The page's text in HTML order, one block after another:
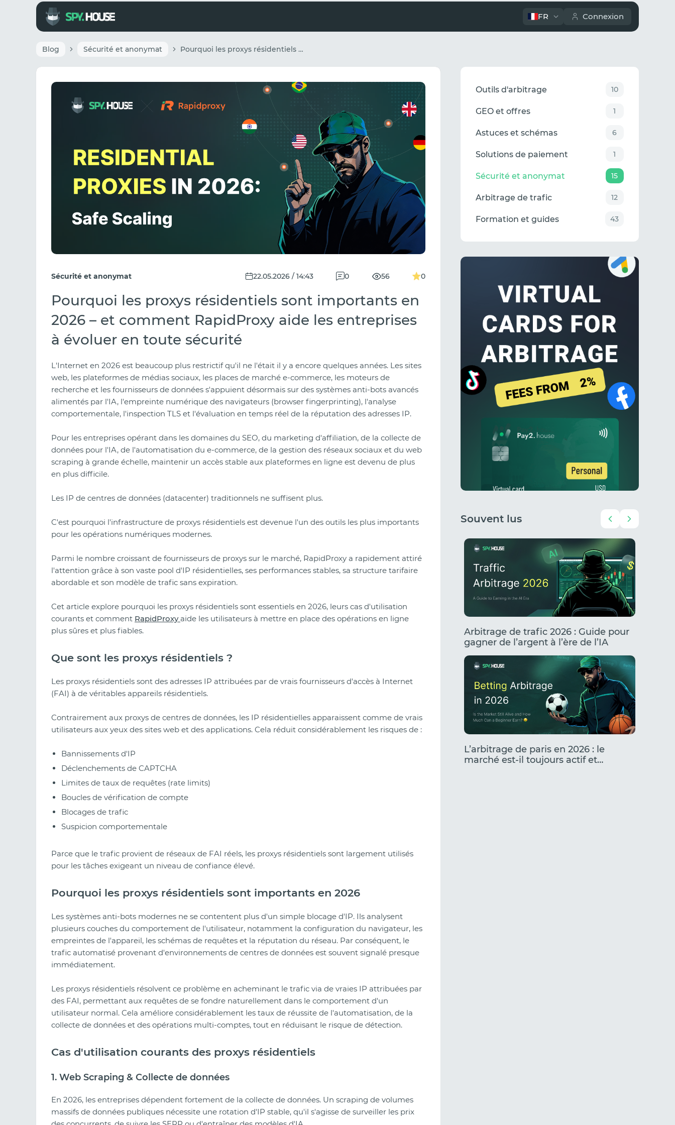
FR Connexion
Blog Sécurité et anonymat Pourquoi les proxys résidentiels sont importants en 2026 – et comment RapidProxy aide les entreprises à évoluer en toute sécurité
Sécurité et anonymat 22.05.2026 / 14:43 0 56 0
Pourquoi les proxys résidentiels sont importants en
2026 – et comment RapidProxy aide les entreprises
à évoluer en toute sécurité
L'Internet en 2026 est beaucoup plus restrictif qu'il ne l'était il y a encore quelques années. Les sites
web, les plateformes de médias sociaux, les places de marché e-commerce, les moteurs de
recherche et les fournisseurs de données s'appuient désormais sur des systèmes anti-bots avancés
alimentés par l'IA, l'empreinte numérique des navigateurs (browser fingerprinting), l'analyse
comportementale, l'inspection TLS et l'évaluation en temps réel de la réputation des adresses IP.
Pour les entreprises opérant dans les domaines du SEO, du marketing d'affiliation, de la collecte de
données pour l'IA, de l'automatisation du e-commerce, de la gestion des réseaux sociaux et du web
scraping à grande échelle, maintenir un accès stable aux plateformes en ligne est devenu de plus
en plus difficile.
Les IP de centres de données (datacenter) traditionnels ne suffisent plus.
C'est pourquoi l'infrastructure de proxys résidentiels est devenue l'un des outils les plus importants
pour les opérations numériques modernes.
Parmi le nombre croissant de fournisseurs de proxys sur le marché, RapidProxy a rapidement attiré
l'attention grâce à son vaste pool d'IP résidentielles, ses performances stables, sa structure tarifaire
abordable et son modèle de trafic sans expiration.
Cet article explore pourquoi les proxys résidentiels sont essentiels en 2026, leurs cas d'utilisation
courants et comment RapidProxyaide les utilisateurs à mettre en place des opérations en ligne
plus sûres et plus fiables.
Que sont les proxys résidentiels ?
Les proxys résidentiels sont des adresses IP attribuées par de vrais fournisseurs d'accès à Internet
(FAI) à de véritables appareils résidentiels.
Contrairement aux proxys de centres de données, les IP résidentielles apparaissent comme de vrais
utilisateurs aux yeux des sites web et des applications. Cela réduit considérablement les risques de :
Bannissements d'IP
Déclenchements de CAPTCHA
Limites de taux de requêtes (rate limits)
Boucles de vérification de compte
Blocages de trafic
Suspicion comportementale
Parce que le trafic provient de réseaux de FAI réels, les proxys résidentiels sont largement utilisés
pour les tâches exigeant un niveau de confiance élevé.
Pourquoi les proxys résidentiels sont importants en 2026
Les systèmes anti-bots modernes ne se contentent plus d'un simple blocage d'IP. Ils analysent
plusieurs couches du comportement de l'utilisateur, notamment la configuration du navigateur, les
empreintes de l'appareil, les schémas de requêtes et la réputation du réseau. Par conséquent, le
trafic automatisé provenant d'environnements de centres de données est souvent signalé presque
immédiatement.
Les proxys résidentiels résolvent ce problème en acheminant le trafic via de vraies IP attribuées par
des FAI, permettant aux requêtes de se fondre naturellement dans le comportement d'un
utilisateur normal. Cela améliore considérablement les taux de réussite de l'automatisation, de la
collecte de données et des opérations multi-comptes, tout en réduisant le risque de détection.
Cas d'utilisation courants des proxys résidentiels
1. Web Scraping & Collecte de données
En 2026, les entreprises dépendent fortement de la collecte de données. Un scraping de volumes
massifs de données publiques nécessite une rotation d'IP stable, qu'il s'agisse de surveiller les prix
Outils d'arbitrage 10
GEO et offres 1
Astuces et schémas 6
Solutions de paiement 1
Sécurité et anonymat 15
Arbitrage de trafic 12
Formation et guides 43
Souvent lus
Arbitrage de trafic 2026 : Guide pour
gagner de l’argent à l’ère de l’IA
L’arbitrage de paris en 2026 : le
marché est-il toujours actif et